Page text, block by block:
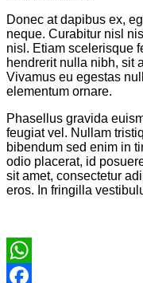
Donec at dapibus ex,
neque. Curabitur nisl
nisl. Etiam scelerisque
hendrerit nulla nibh, sit
Vivamus eu egestas
elementum ornare.
Phasellus gravida
feugiat vel. Nullam
bibendum sed enim in
odio placerat, id
sit amet, consectetur
eros. In fringilla
WhatsApp